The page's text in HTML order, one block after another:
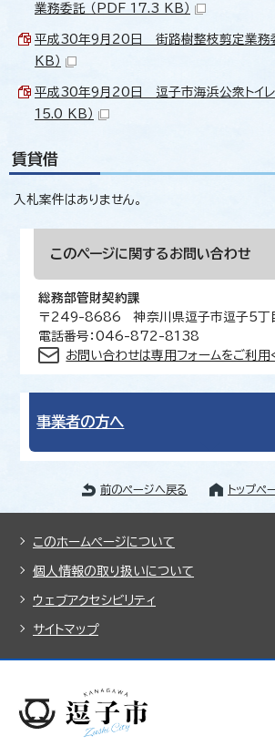
業務委託 （PDF 17.3 KB）
平成30年9月20日 街路樹整枝剪定業務
KB）
平成30年9月20日 逗子市海浜公衆トイ
15.0 KB）
賃貸借
入札案件はありません。
このページに関する お問い合わせ
総務部管財契約課
〒249-8686 神奈川県逗子市逗子5丁
電話番号：046-872-8138
お問い合わせは専用フォームをご利用
事業者の方へ
前のページへ戻る トップペ
このホームページについて
個人情報の取り扱いについて
ウェブアクセシビリティ
サイトマップ